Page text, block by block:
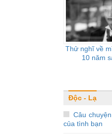
Thử nghĩ về
10 năm
Độc - Lạ
Câu
của tình bạn